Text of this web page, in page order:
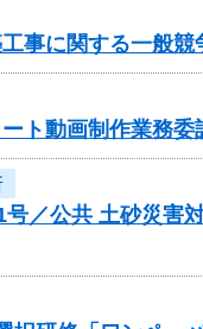
事に関する一般競
ト動画制作業務
号／公共 土砂災